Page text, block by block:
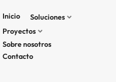
Inicio
Soluciones
Proyectos
Sobre nosotros
Contacto